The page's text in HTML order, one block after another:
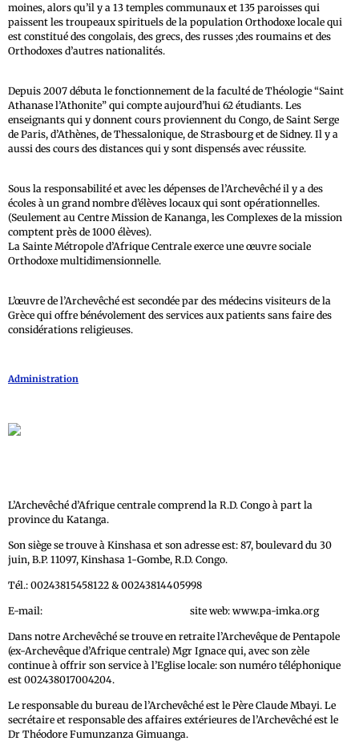
moines, alors qu’il y a 13 temples communaux et 135 paroisses qui
paissent les troupeaux spirituels de la population Orthodoxe locale qui
est constitué des congolais, des grecs, des russes ;des roumains et des
Orthodoxes d’autres nationalités.
Depuis 2007 débuta le fonctionnement de la faculté de Théologie “Saint
Athanase l’Athonite” qui compte aujourd’hui 62 étudiants. Les
enseignants qui y donnent cours proviennent du Congo, de Saint Serge
de Paris, d’Athènes, de Thessalonique, de Strasbourg et de Sidney. Il y a
aussi des cours des distances qui y sont dispensés avec réussite.
Sous la responsabilité et avec les dépenses de l’Archevêché il y a des
écoles à un grand nombre d’élèves locaux qui sont opérationnelles.
(Seulement au Centre Mission de Kananga, les Complexes de la mission
comptent près de 1000 élèves).
La Sainte Métropole d’Afrique Centrale exerce une œuvre sociale
Orthodoxe multidimensionnelle.
L’œuvre de l’Archevêché est secondée par des médecins visiteurs de la
Grèce qui offre bénévolement des services aux patients sans faire des
considérations religieuses.
Administration
L’Archevêché d’Afrique centrale comprend la R.D. Congo à part la
province du Katanga.
Son siège se trouve à Kinshasa et son adresse est: 87, boulevard du 30
juin, B.P. 11097, Kinshasa 1-Gombe, R.D. Congo.
Tél.: 00243815458122 & 00243814405998
E-mail: site web: www.pa-imka.org
Dans notre Archevêché se trouve en retraite l’Archevêque de Pentapole
(ex-Archevêque d’Afrique centrale) Mgr Ignace qui, avec son zèle
continue à offrir son service à l’Eglise locale: son numéro téléphonique
est 002438017004204.
Le responsable du bureau de l’Archevêché est le Père Claude Mbayi. Le
secrétaire et responsable des affaires extérieures de l’Archevêché est le
Dr Théodore Fumunzanza Gimuanga.